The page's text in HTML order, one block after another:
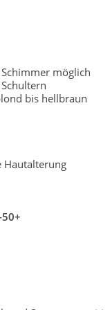
möglich
bis hellbraun
Hautalterung